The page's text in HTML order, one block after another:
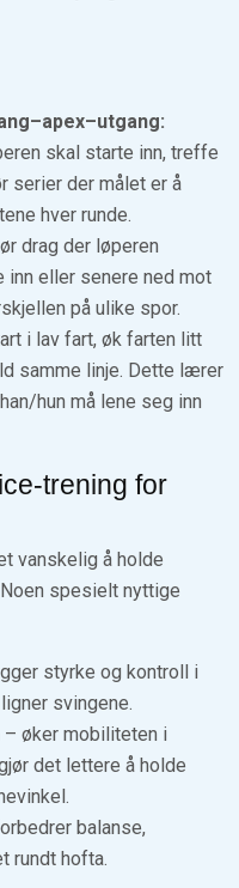
skal starte inn, treffe
serier der målet er å
hver runde.
drag der løperen
eller senere ned mot
på ulike spor.
i lav fart, øk farten litt
samme linje. Dette lærer
hun må lene seg inn
trening for
vanskelig å holde
spesielt nyttige
styrke og kontroll i
svingene.
– øker mobiliteten i
det lettere å holde
balanse,
rundt hofta.